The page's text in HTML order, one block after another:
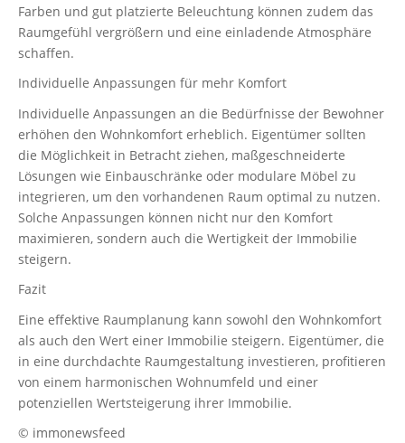
Farben und gut platzierte Beleuchtung können zudem das
Raumgefühl vergrößern und eine einladende Atmosphäre
schaffen.
Individuelle Anpassungen für mehr Komfort
Individuelle Anpassungen an die Bedürfnisse der Bewohner
erhöhen den Wohnkomfort erheblich. Eigentümer sollten
die Möglichkeit in Betracht ziehen, maßgeschneiderte
Lösungen wie Einbauschränke oder modulare Möbel zu
integrieren, um den vorhandenen Raum optimal zu nutzen.
Solche Anpassungen können nicht nur den Komfort
maximieren, sondern auch die Wertigkeit der Immobilie
steigern.
Fazit
Eine effektive Raumplanung kann sowohl den Wohnkomfort
als auch den Wert einer Immobilie steigern. Eigentümer, die
in eine durchdachte Raumgestaltung investieren, profitieren
von einem harmonischen Wohnumfeld und einer
potenziellen Wertsteigerung ihrer Immobilie.
© immonewsfeed